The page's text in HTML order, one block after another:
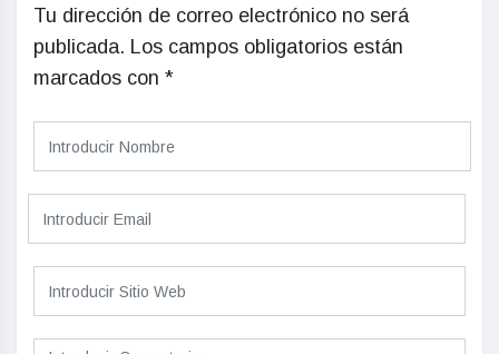
Tu dirección de correo electrónico no será
publicada. Los campos obligatorios están
marcados con *